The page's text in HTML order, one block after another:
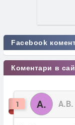
Facebook
Коментари в
1 А. А.В.